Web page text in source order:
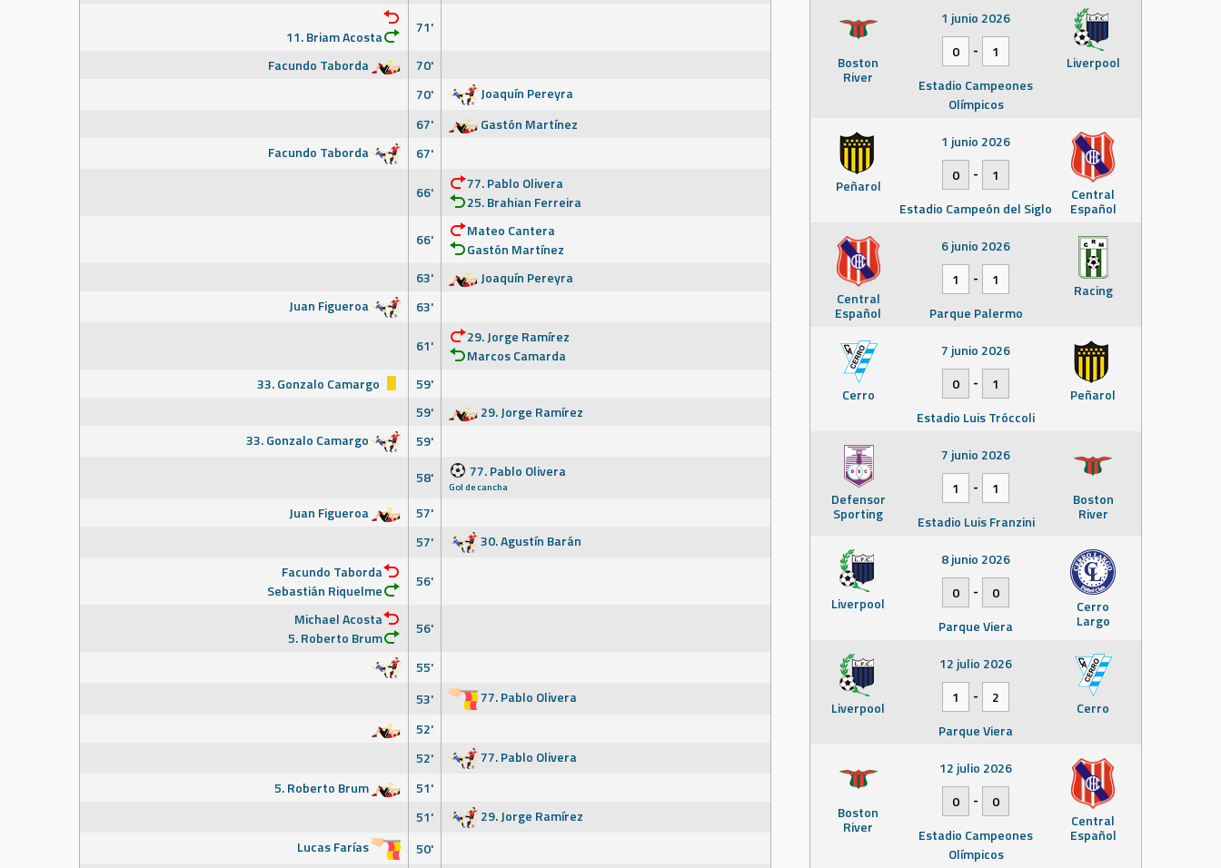
11. Briam Acosta
71'
Facundo Taborda
70'
70'
Joaquín Pereyra
67'
Gastón Martínez
Facundo Taborda
67'
66'
77. Pablo Olivera
25. Brahian Ferreira
66'
Mateo Cantera
Gastón Martínez
63'
Joaquín Pereyra
Juan Figueroa
63'
61'
29. Jorge Ramírez
Marcos Camarda
33. Gonzalo Camargo
59'
59'
29. Jorge Ramírez
33. Gonzalo Camargo
59'
58'
77. Pablo Olivera
Gol de cancha
Juan Figueroa
57'
57'
30. Agustín Barán
Facundo Taborda
Sebastián Riquelme
56'
Michael Acosta
5. Roberto Brum
56'
55'
53'
77. Pablo Olivera
52'
52'
77. Pablo Olivera
5. Roberto Brum
51'
51'
29. Jorge Ramírez
Lucas Farías
50'
Boston
River
Liverpool
1 junio 2026
0
-
1
Estadio Campeones
Olímpicos
Peñarol Central
Español
1 junio 2026
0
-
1
Estadio Campeón del Siglo
Central
Español
Racing
6 junio 2026
1
-
1
Parque Palermo
Cerro Peñarol
7 junio 2026
0
-
1
Estadio Luis Tróccoli
Defensor
Sporting
Boston
River
7 junio 2026
1
-
1
Estadio Luis Franzini
Liverpool Cerro
Largo
8 junio 2026
0
-
0
Parque Viera
Liverpool Cerro
12 julio 2026
1
-
2
Parque Viera
Boston
River Central
Español
12 julio 2026
0
-
0
Estadio Campeones
Olímpicos